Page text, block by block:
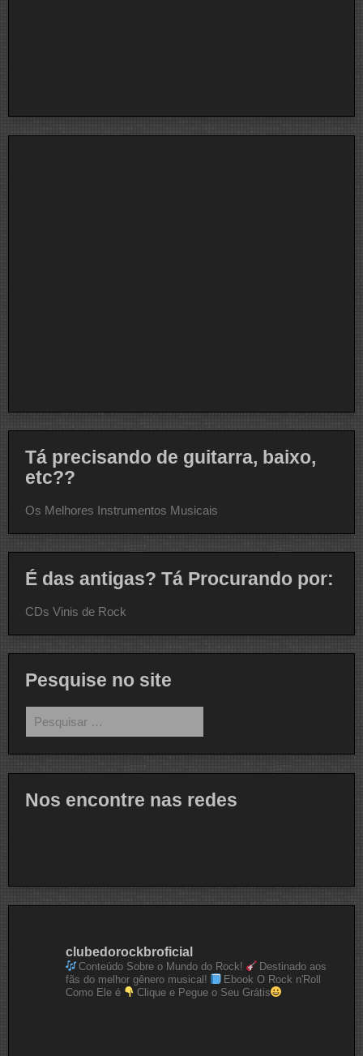
Tá precisando de guitarra, baixo,
etc??
Os Melhores Instrumentos Musicais
É das antigas? Tá Procurando por:
CDs Vinis de Rock
Pesquise no site
por:
Nos encontre nas redes
clubedorockbroficial
Conteúdo Sobre o Mundo do Rock!
Destinado aos
fãs do melhor gênero musical!
Ebook O Rock n'Roll
Como Ele é
Clique e Pegue o Seu Grátis